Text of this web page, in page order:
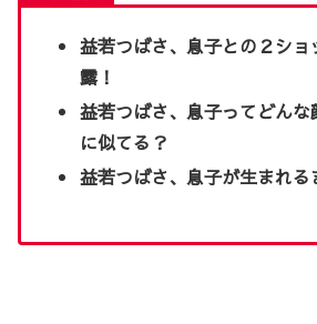
益若つばさ、息子との２ショ
露！
益若つばさ、息子ってどん
に似てる？
益若つばさ、息子が生まれる